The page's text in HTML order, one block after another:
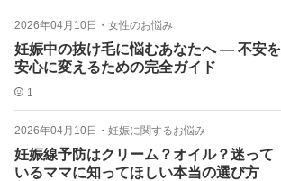
2026年04月10日 ・ 女性のお悩み
妊娠中の抜け毛に悩むあなたへ ― 不安を
安心に変えるための完全ガイド
1
2026年04月10日 ・ 妊娠に関するお悩み
妊娠線予防はクリーム？オイル？迷って
いるママに知ってほしい本当の選び方